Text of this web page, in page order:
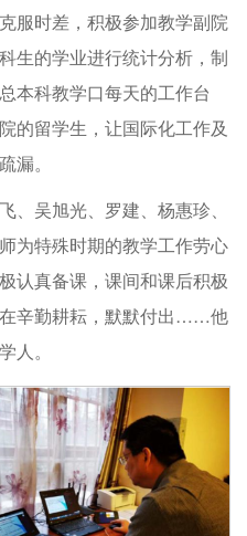
服时差，积极参加教学副院
生的学业进行统计分析，制
本科教学口每天的工作台
的留学生，让国际化工作及
漏。
、吴旭光、罗建、杨惠珍、
为特殊时期的教学工作劳心
认真备课，课间和课后积极
辛勤耕耘，默默付出……他
人。